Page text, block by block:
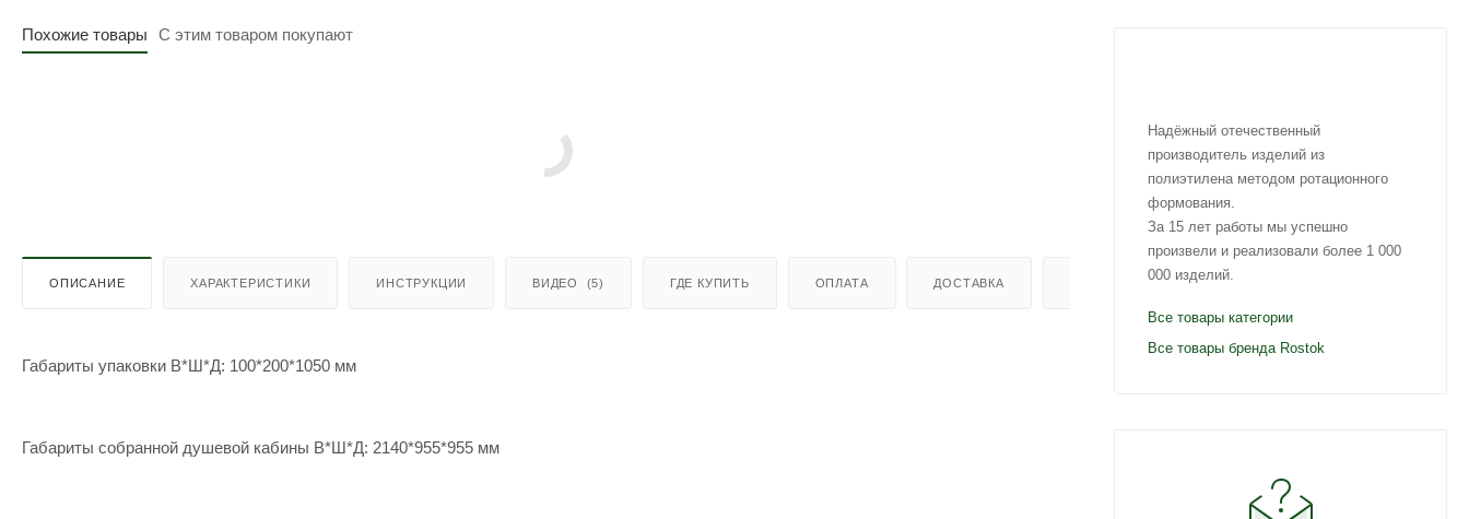
Похожие товары С этим товаром покупают
ОПИСАНИЕ ХАРАКТЕРИСТИКИ ИНСТРУКЦИИ ВИДЕО (5) ГДЕ КУПИТЬ ОПЛАТА ДОСТАВКА
Габариты упаковки В*Ш*Д: 100*200*1050 мм
Габариты собранной душевой кабины В*Ш*Д: 2140*955*955 мм
Надёжный отечественный
производитель изделий из
полиэтилена методом ротационного
формования.
За 15 лет работы мы успешно
произвели и реализовали более 1 000
000 изделий.
Все товары категории
Все товары бренда Rostok